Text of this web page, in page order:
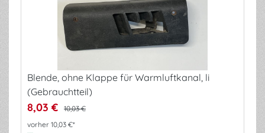
Blende, ohne Klappe für Warmluftkanal, li
(Gebrauchtteil)
8,03 €
10,03 €
vorher 10,03 €*